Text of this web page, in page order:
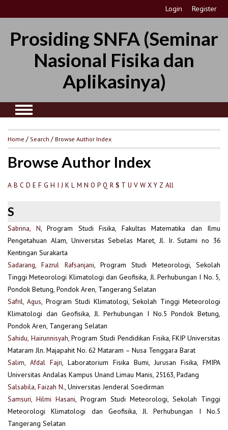
Login Register
Prosiding SNFA (Seminar
Nasional Fisika dan
Aplikasinya)
Home / Search /Browse Author Index
Browse Author Index
A B C D E F G H I J K L M N O P Q R S T U V W X Y Z All
S
Sabrina, N, Program Studi Fisika, Fakultas Matematika dan Ilmu
Pengetahuan Alam, Universitas Sebelas Maret, Jl. Ir. Sutami no 36
Kentingan Surakarta
Sadarang, Fazrul Rafsanjani, Program Studi Meteorologi, Sekolah
Tinggi Meteorologi Klimatologi dan Geofisika, Jl. Perhubungan I No. 5,
Pondok Betung, Pondok Aren, Tangerang Selatan
Safril, Agus, Program Studi Klimatologi, Sekolah Tinggi Meteorologi
Klimatologi dan Geofisika, Jl. Perhubungan I No.5 Pondok Betung,
Pondok Aren, Tangerang Selatan
Sahidu, Hairunnisyah, Program Studi Pendidikan Fisika, FKIP Universitas
Mataram Jln. Majapahit No. 62 Mataram – Nusa Tenggara Barat
Salim, Afdal Fajri, Laboratorium Fisika Bumi, Jurusan Fisika, FMIPA
Universitas Andalas Kampus Unand Limau Manis, 25163, Padang
Salsabila, Faizah N., Universitas Jenderal Soedirman
Samsuri, Hilmi Hasani, Program Studi Meteorologi, Sekolah Tinggi
Meteorologi Klimatologi dan Geofisika, Jl. Perhubungan I No.5
Tangerang Selatan